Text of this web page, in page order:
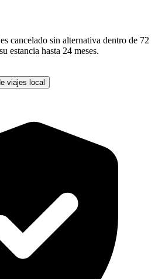
cancelado sin alternativa dentro de 72
estancia hasta 24 meses.
viajes local